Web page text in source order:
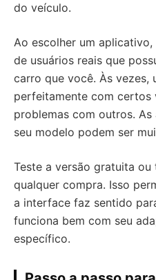
do veículo.
Ao escolher um
de usuários reais que
carro que você. Às vezes,
perfeitamente com certos
problemas com outros.
seu modelo podem ser
Teste a versão gratuita
qualquer compra. Isso
a interface faz sentido
funciona bem com seu
específico.